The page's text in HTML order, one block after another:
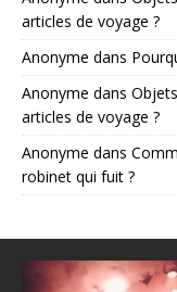
articles de voyage ?
Anonyme dans
Anonyme dans
articles de voyage ?
Anonyme dans
robinet qui fuit ?